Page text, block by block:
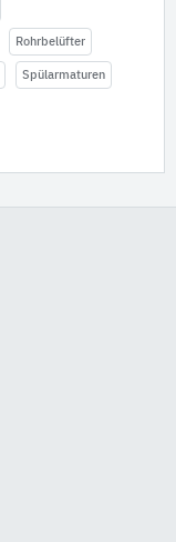
Rohrbelüfter
Spülarmaturen